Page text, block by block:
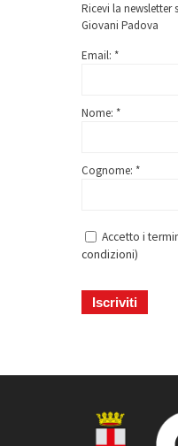
Ricevi la
Giovani Padova
Email: *
Nome: *
Cognome: *
Accetto i
condizioni)